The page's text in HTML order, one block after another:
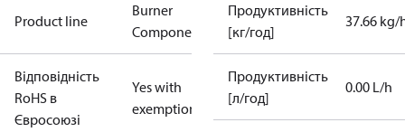
Product line
Burner
Components
Відповідність
RoHS в
Євросоюзі
Yes with
exemptions
Продуктивність
[кг/год]
37.66 kg/
Продуктивність
[л/год]
0.00 L/h